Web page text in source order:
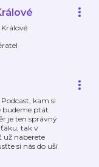
kam si
budeme ptát
je ten správný
tak v
už naberete
si nás do uší